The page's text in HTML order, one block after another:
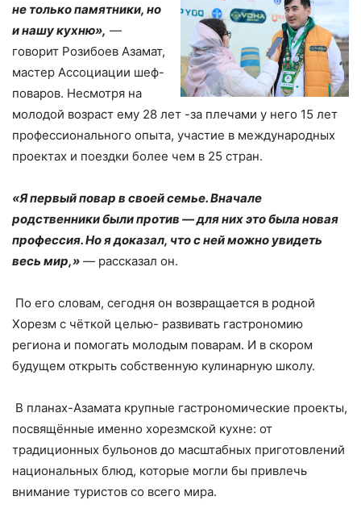
не только памятники, но
и нашу кухню», —
говорит Розибоев Азамат,
мастер Ассоциации шеф-
поваров. Несмотря на
молодой возраст ему 28 лет -за плечами у него 15 лет
профессионального опыта, участие в международных
проектах и поездки более чем в 25 стран.
«Я первый повар в своей семье. Вначале
родственники были против — для них это была новая
профессия. Но я доказал, что с ней можно увидеть
весь мир,» — рассказал он.
По его словам, сегодня он возвращается в родной
Хорезм с чёткой целью- развивать гастрономию
региона и помогать молодым поварам. И в скором
будущем открыть собственную кулинарную школу.
В планах-Азамата крупные гастрономические проекты,
посвящённые именно хорезмской кухне: от
традиционных бульонов до масштабных приготовлений
национальных блюд, которые могли бы привлечь
внимание туристов со всего мира.